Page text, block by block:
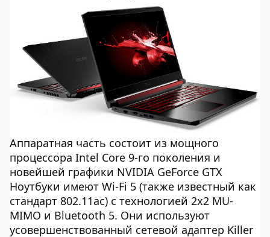
Аппаратная часть состоит из мощного
процессора Intel Core 9-го поколения и
новейшей графики NVIDIA GeForce GTX
Ноутбуки имеют Wi-Fi 5 (также известный как
стандарт 802.11ac) с технологией 2x2 MU-
MIMO и Bluetooth 5. Они используют
усовершенствованный сетевой адаптер Killer